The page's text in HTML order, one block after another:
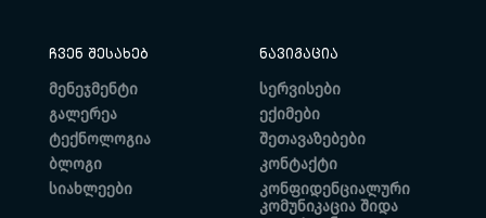
ᲩᲕᲔᲜ ᲨᲔᲡᲐᲮᲔᲑ
მენეჯმენტი
გალერეა
ტექნოლოგია
ბლოგი
სიახლეები
ᲜᲐᲕᲘᲒᲐᲪᲘᲐ
სერვისები
ექიმები
შეთავაზებები
კონტაქტი
კონფიდენციალური
კომუნიკაცია შიდა